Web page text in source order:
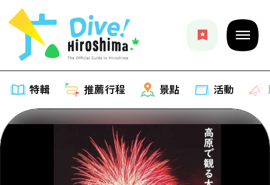
特輯 推薦行程 景點 活動
列表
推薦行程